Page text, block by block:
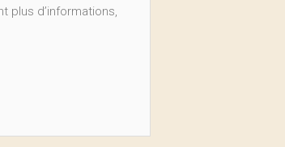
plus d’informations,